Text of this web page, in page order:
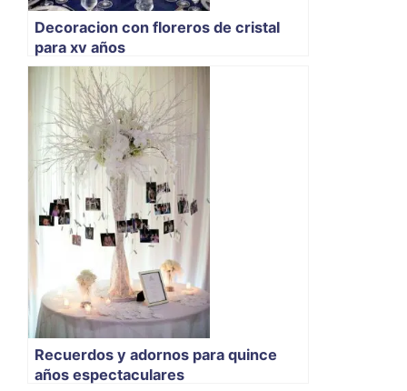
Decoracion con floreros de cristal
para xv años
Recuerdos y adornos para quince
años espectaculares